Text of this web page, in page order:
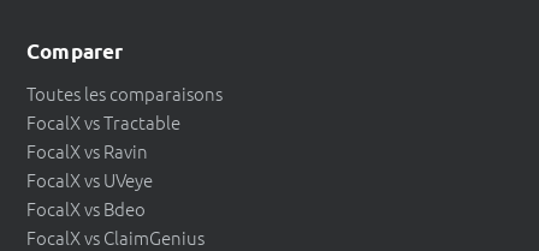
Comparer
Toutes les comparaisons
FocalX vs Tractable
FocalX vs Ravin
FocalX vs UVeye
FocalX vs Bdeo
FocalX vs ClaimGenius